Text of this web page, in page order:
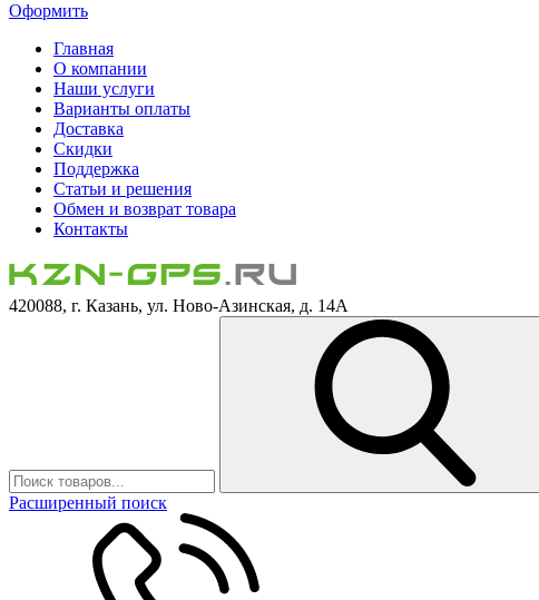
Оформить
Главная
О компании
Наши услуги
Варианты оплаты
Доставка
Скидки
Поддержка
Статьи и решения
Обмен и возврат товара
Контакты
420088, г. Казань, ул. Ново-Азинская, д. 14А
Расширенный поиск